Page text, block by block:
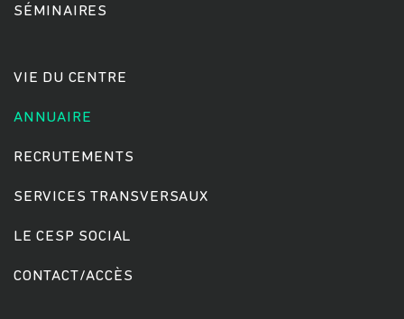
SÉMINAIRES
VIE DU CENTRE
ANNUAIRE
RECRUTEMENTS
SERVICES TRANSVERSAUX
LE CESP SOCIAL
CONTACT/ACCÈS